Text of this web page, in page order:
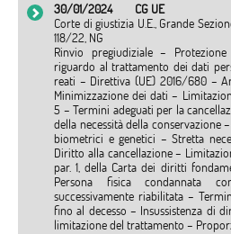
30/01/2024
CG UE
Corte di giustizia U.E., Grande
118/22, NG
Rinvio pregiudiziale –
riguardo al trattamento dei dati
reati – Direttiva (UE) 2016/680 –
Minimizzazione dei dati –
5 – Termini adeguati per la
della necessità della conservazione
biometrici e genetici – Stretta
Diritto alla cancellazione –
par. 1, della Carta dei diritti
Persona fisica condannata
successivamente riabilitata –
fino al decesso – Insussistenza di
limitazione del trattamento –